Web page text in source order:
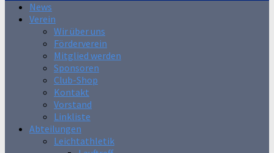
News
Verein
Wir über uns
Förderverein
Mitglied werden
Sponsoren
Club-Shop
Kontakt
Vorstand
Linkliste
Abteilungen
Leichtathletik